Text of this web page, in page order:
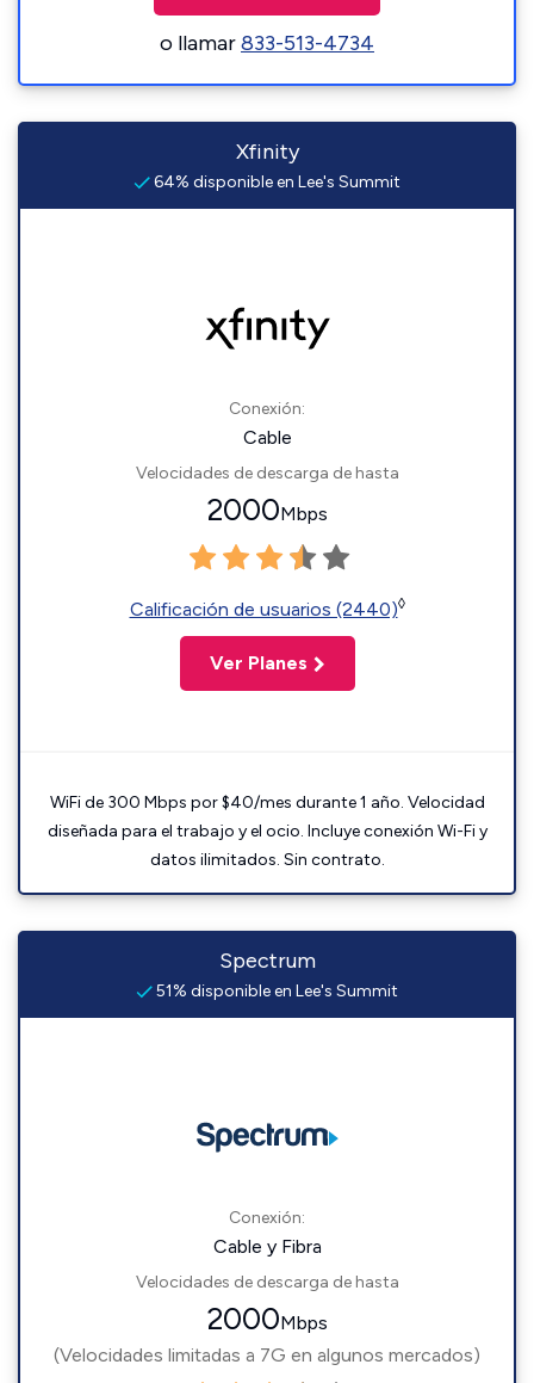
o llamar833-513-4734
Xfinity
64% disponible en Lee's Summit
Conexión:
Cable
Velocidades de descarga de hasta
2000Mbps
Calificación de usuarios (2440)◊
Ver Planes
WiFi de 300 Mbps por $40/mes durante 1 año. Velocidad
diseñada para el trabajo y el ocio. Incluye conexión Wi-Fi y
datos ilimitados. Sin contrato.
Spectrum
51% disponible en Lee's Summit
Conexión:
Cable y Fibra
Velocidades de descarga de hasta
2000Mbps
(Velocidades limitadas a 7G en algunos mercados)